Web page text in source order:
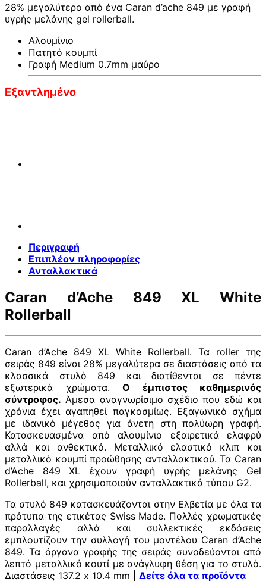
28% μεγαλύτερο από ένα Caran d’ache 849 με γραφή
υγρής μελάνης gel rollerball.
Αλουμίνιο
Πατητό κουμπί
Γραφή Medium 0.7mm μαύρο
Εξαντλημένο
Περιγραφή
Επιπλέον πληροφορίες
Ανταλλακτικά
Caran d’Ache 849 XL White
Rollerball
Caran d’Ache 849 XL White Rollerball. Τα roller της
σειράς 849 είναι 28% μεγαλύτερα σε διαστάσεις από τα
κλασσικά στυλό 849 και διατίθενται σε πέντε
εξωτερικά χρώματα. Ο έμπιστος καθημερινός
σύντροφος. Άμεσα αναγνωρίσιμο σχέδιο που εδώ και
χρόνια έχει αγαπηθεί παγκοσμίως. Εξαγωνικό σχήμα
με ιδανικό μέγεθος για άνετη στη πολύωρη γραφή.
Κατασκευασμένα από αλουμίνιο εξαιρετικά ελαφρύ
αλλά και ανθεκτικό. Μεταλλικό ελαστικό κλιπ και
μεταλλικό κουμπί προώθησης ανταλλακτικού. Τα Caran
d’Ache 849 XL έχουν γραφή υγρής μελάνης Gel
Rollerball, και χρησιμοποιούν ανταλλακτικά τύπου G2.
Τα στυλό 849 κατασκευάζονται στην Ελβετία με όλα τα
πρότυπα της ετικέτας Swiss Made. Πολλές χρωματικές
παραλλαγές αλλά και συλλεκτικές εκδόσεις
εμπλουτίζουν την συλλογή του μοντέλου Caran d’Ache
849. Τα όργανα γραφής της σειράς συνοδεύονται από
λεπτό μεταλλικό κουτί με ανάγλυφη θέση για το στυλό.
Διαστάσεις 137.2 x 10.4 mm | Δείτε όλα τα προϊόντα